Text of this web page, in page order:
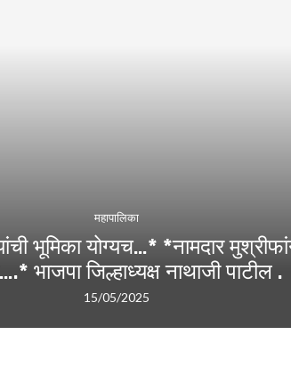
महापालिका
भूमिका योग्यच…* *नामदार
भाजपा जिल्हाध्यक्ष नाथाजी पाटील .
15/05/2025